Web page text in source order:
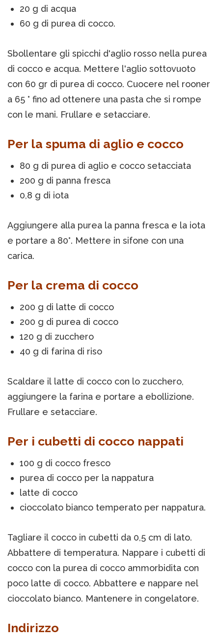
20 g di acqua
60 g di purea di cocco.
Sbollentare gli spicchi d'aglio rosso nella purea
di cocco e acqua. Mettere l'aglio sottovuoto
con 60 gr di purea di cocco. Cuocere nel rooner
a 65 ° fino ad ottenere una pasta che si rompe
con le mani. Frullare e setacciare.
Per la spuma di aglio e cocco
80 g di purea di aglio e cocco setacciata
200 g di panna fresca
0,8 g di iota
Aggiungere alla purea la panna fresca e la iota
e portare a 80°. Mettere in sifone con una
carica.
Per la crema di cocco
200 g di latte di cocco
200 g di purea di cocco
120 g di zucchero
40 g di farina di riso
Scaldare il latte di cocco con lo zucchero,
aggiungere la farina e portare a ebollizione.
Frullare e setacciare.
Per i cubetti di cocco nappati
100 g di cocco fresco
purea di cocco per la nappatura
latte di cocco
cioccolato bianco temperato per nappatura.
Tagliare il cocco in cubetti da 0,5 cm di lato.
Abbattere di temperatura. Nappare i cubetti di
cocco con la purea di cocco ammorbidita con
poco latte di cocco. Abbattere e nappare nel
cioccolato bianco. Mantenere in congelatore.
Indirizzo